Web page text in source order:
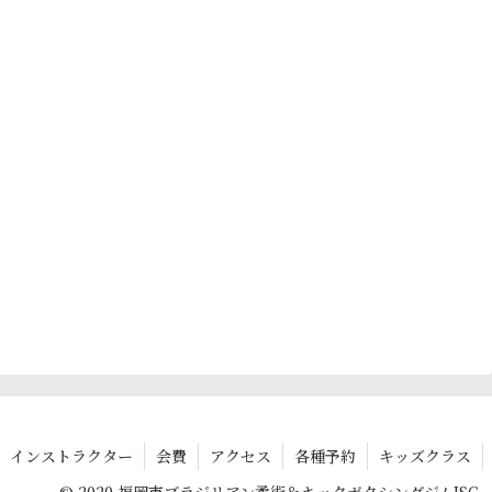
インストラクター 会費 アクセス 各種予約
キッズクラス